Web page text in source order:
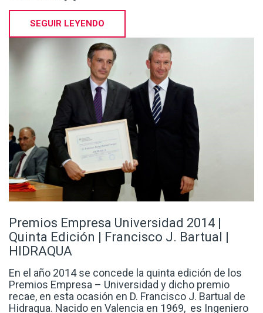
Premios Empresa Universidad 2014 |
Quinta Edición | Francisco J. Bartual |
En el año 2014 se concede la quinta edición de los
Premios Empresa – Universidad y dicho premio
recae, en esta ocasión en D. Francisco J. Bartual de
Hidraqua. Nacido en Valencia en 1969, es Ingeniero
Agrónomo por la UPV, Especialista en Gestión y
Control de Calidad, Master MBA por IDE-CE [...]